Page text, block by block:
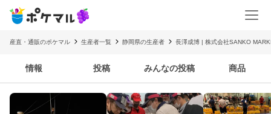
産直・通販のポケマル 生産者一覧 静岡県の生産者 長澤成博 | 株式会社SANKO
情報 投稿 みんなの投稿 商品